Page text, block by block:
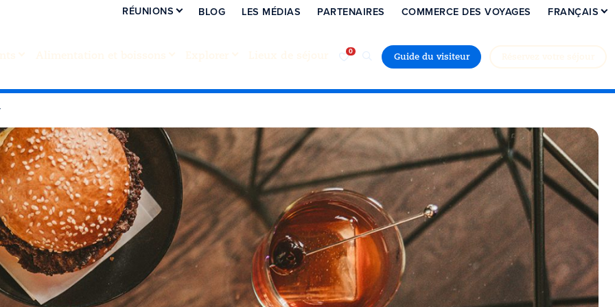
Guide du visiteur
RÉUNIONS BLOG LES MÉDIAS PARTENAIRES COMMERCE DES VOYAGES FRANÇAIS